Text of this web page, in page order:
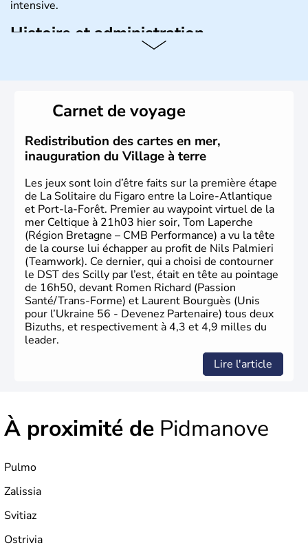
intensive.
Histoire et administration
remonte au 24 août 1991. Sébastopol, Karkhov et
Odessa sont les principales villes d'Ukraine.
Carnet de voyage
Redistribution des cartes en mer,
inauguration du Village à terre
Les jeux sont loin d’être faits sur la première étape
de La Solitaire du Figaro entre la Loire-Atlantique
et Port-la-Forêt. Premier au waypoint virtuel de la
mer Celtique à 21h03 hier soir, Tom Laperche
(Région Bretagne – CMB Performance) a vu la tête
de la course lui échapper au profit de Nils Palmieri
(Teamwork). Ce dernier, qui a choisi de contourner
le DST des Scilly par l’est, était en tête au pointage
de 16h50, devant Romen Richard (Passion
Santé/Trans-Forme) et Laurent Bourguès (Unis
pour l’Ukraine 56 - Devenez Partenaire) tous deux
Bizuths, et respectivement à 4,3 et 4,9 milles du
leader.
Lire l'article
À proximité de Pidmanove
Pulmo
Zalissia
Svitiaz
Ostrivia